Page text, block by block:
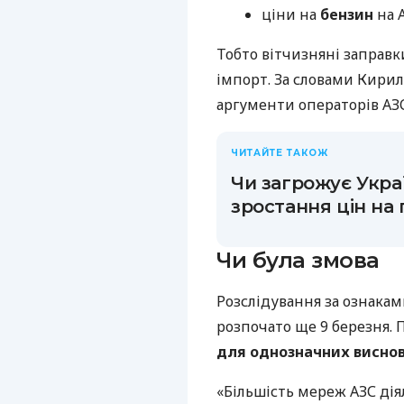
ціни на бензин на
Тобто вітчизняні
імпорт. За словами
аргументи операторів
ЧИТАЙТЕ ТАКОЖ
Чи загрожує
зростання цін на
Чи була змова
Розслідування за
розпочато ще 9 березня.
для однозначних
«Більшість мереж АЗС